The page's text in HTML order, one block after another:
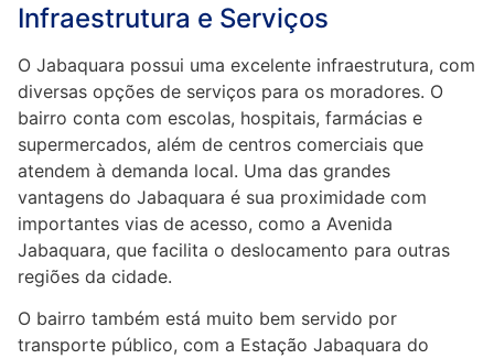
Infraestrutura e Serviços
O Jabaquara possui uma excelente infraestrutura, com
diversas opções de serviços para os moradores. O
bairro conta com escolas, hospitais, farmácias e
supermercados, além de centros comerciais que
atendem à demanda local. Uma das grandes
vantagens do Jabaquara é sua proximidade com
importantes vias de acesso, como a Avenida
Jabaquara, que facilita o deslocamento para outras
regiões da cidade.
O bairro também está muito bem servido por
transporte público, com a Estação Jabaquara do